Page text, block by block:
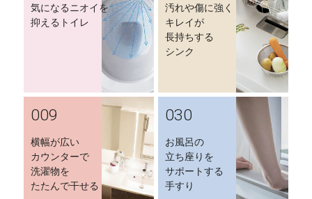
気になるニオイを
抑えるトイレ
汚れや傷に強く
キレイが
長持ちする
シンク
009
横幅が広い
カウンターで
洗濯物を
たたんで干せる
030
お風呂の
立ち座りを
サポートする
手すり